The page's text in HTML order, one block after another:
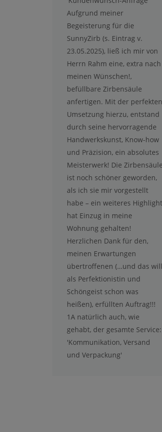
Aufgrund meiner
Begeisterung für die
SunnyZirb (s. Eintrag v.
23.05.2025), ließ ich mir von
Herrn Rahm eine, extra nach
meinen Wünschen!,
befüllbare Zirbensäule
anfertigen. Mit der perfekten
Umsetzung hierzu, entstand
durch seine hervorragende
Handwerkskunst, Know-how
und Präzision, ein absolutes
Meisterwerk! Die Zirbensäule
ist noch schöner geworden,
als ich sie mir vorgestellt
habe – ein weiteres Highlight
hat Einzug in meine
Wohnung gehalten!
Herzlichen Dank für den,
meinen Erwartungen
übertroffenen (…und das will
als Perfektionistin und
Schöngeist schon was
heißen), erfüllten Auftrag!!!
1A natürlich auch, wie
gehabt, der gesamte Service:
'Kommunikation, Versand
und Verpackung'